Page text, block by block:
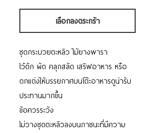
เลือกลงตระกร้า
ชุดกระบวยตะหลิว ไม้ยางพารา
ไว้ตัก ผัด คลุกสลัด เสริฟอาหาร หรือ
ตกแต่งให้บรรยกาศบนโต๊ะอาหารดูน่ารับ
ประทานมากขึ้น
ข้อควรระวัง
ไม่วางชุดตะหลิวลงบนภาชนะที่มีความ